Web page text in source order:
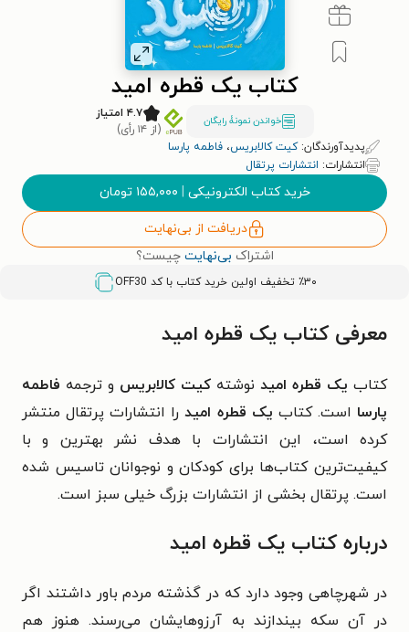
کتاب یک قطره امید
خواندن نمونۀ رایگان
۴.۷ امتیاز
(از ۱۴ رأی)
پدیدآورندگان:کیت کالابریس، فاطمه پارسا
انتشارات: انتشارات پرتقال
خرید کتاب الکترونیکی | ۱۵۵,۰۰۰ تومان
دریافت از بی‌نهایت
اشتراک بی‌نهایت چیست؟
٪۳۰ تخفیف اولین خرید کتاب با کد OFF30
معرفی کتاب یک قطره امید
کتاب یک قطره امید نوشته کیت کالابریس و ترجمه فاطمه
پارسا است. کتاب یک قطره امیدرا انتشارات پرتقال منتشر
کرده است، این انتشارات با هدف نشر بهترین و با
کیفیت‌ترین کتاب‌ها برای کودکان و نوجوانان تاسیس شده
است. پرتقال بخشی از انتشارات بزرگ خیلی سبز است.
درباره کتاب یک قطره امید
در شهرچاهی وجود دارد که در گذشته مردم باور داشتند اگر
در آن سکه بیندازند به آرزوهایشان می‌رسند. هنوز هم